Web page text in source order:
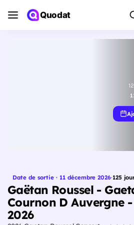
Quodat
Date de sortie · 11 décembre 2026·125
Gaëtan Roussel -
Cournon D Auvergne
2026